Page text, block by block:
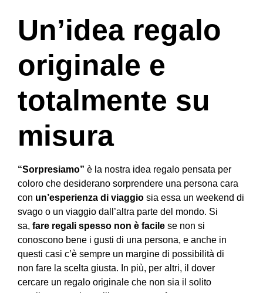
Un’idea regalo
originale e
totalmente su
misura
“Sorpresiamo” è la nostra idea regalo pensata per
coloro che desiderano sorprendere una persona cara
con un’esperienza di viaggio sia essa un weekend di
svago o un viaggio dall’altra parte del mondo. Si
sa, fare regali spesso non è facile se non si
conoscono bene i gusti di una persona, e anche in
questi casi c’è sempre un margine di possibilità di
non fare la scelta giusta. In più, per altri, il dover
cercare un regalo originale che non sia il solito